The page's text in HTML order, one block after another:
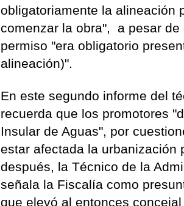
obligatoriamente la alineación
comenzar la obra", a pesar
permiso "era obligatorio
alineación)".
En este segundo informe del
recuerda que los promotores
Insular de Aguas", por
estar afectada la urbanización
después, la Técnico de la
señala la Fiscalía como
que elevó al entonces